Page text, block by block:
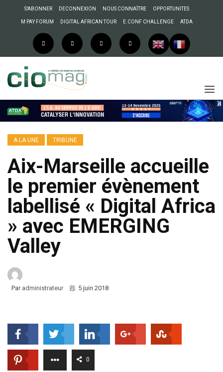
S’ABONNER DECONNEXION NOUS CONNAÎTRE OPPORTUNITES
M PAY FORUM DIGITAL AFRICAN TOUR E.CONF CHALLENGE ATDA
A LA UNE TRIBUNE
Aix-Marseille accueille
le premier évènement
labellisé « Digital Africa
» avec EMERGING
Valley
Par administrateur 5 juin 2018
0